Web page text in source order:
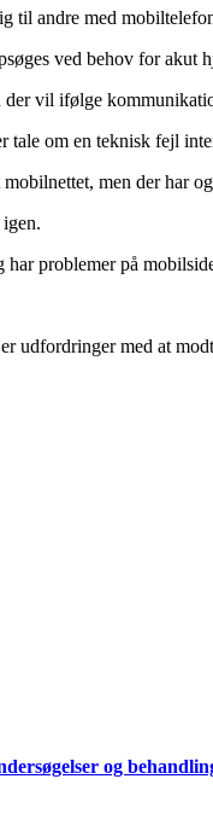
til andre med
ved behov for
vil ifølge
tale om en teknisk fejl
men der har
problemer på
udfordringer med at
og